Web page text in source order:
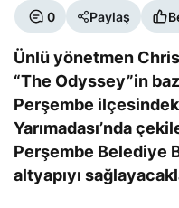
0 Paylaş
Ünlü yönetmen
“The Odyssey”in
Perşembe
Yarımadası’nda
Perşembe Belediye
altyapıyı